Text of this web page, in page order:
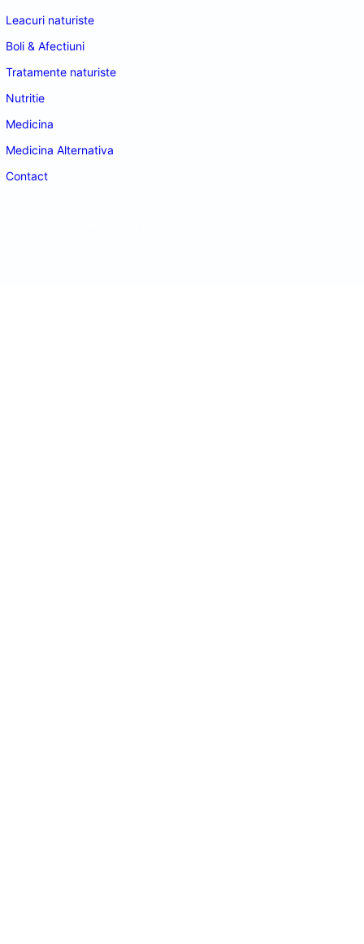
Leacuri naturiste
Boli & Afectiuni
Tratamente naturiste
Nutritie
Medicina
Medicina Alternativa
Contact